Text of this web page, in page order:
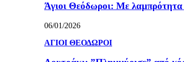
Άγιοι Θεόδωροι: Με
06/01/2026
ΑΓΙΟΙ ΘΕΟΔΩΡΟΙ